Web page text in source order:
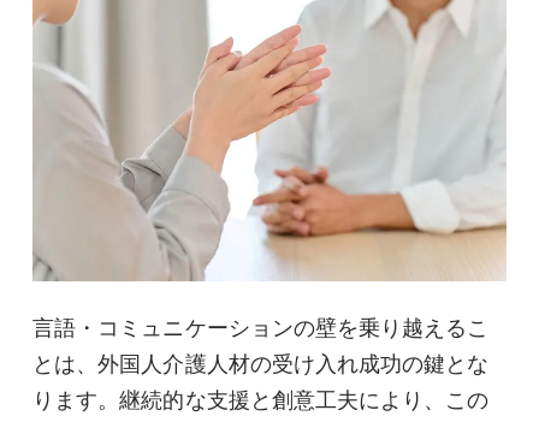
言語・コミュニケーションの壁を乗り越えるこ
とは、外国人介護人材の受け入れ成功の鍵とな
ります。継続的な支援と創意工夫により、この